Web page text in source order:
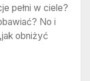
pełni w ciele?
No i
obniżyć